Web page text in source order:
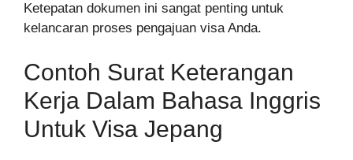
Ketepatan dokumen ini sangat penting untuk
kelancaran proses pengajuan visa Anda.
Contoh Surat Keterangan
Kerja Dalam Bahasa Inggris
Untuk Visa Jepang